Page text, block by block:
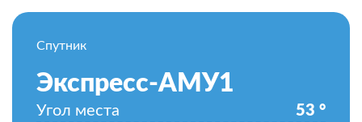
Спутник
Экспресс-АМУ1
Угол места 53 °